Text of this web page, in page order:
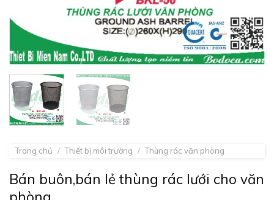
Trang chủ / Thiết bị môi trường / Thùng rác văn phòng
Bán buôn,bán lẻ thùng rác lưới cho văn